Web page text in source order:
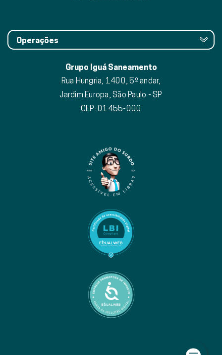
Operações
Grupo Iguá Saneamento
Rua Hungria, 1400, 5º andar,
Jardim Europa, São Paulo - SP
CEP: 01455-000